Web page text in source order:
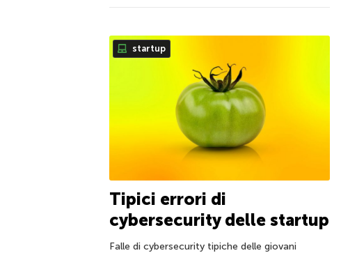
startup
Tipici errori di
cybersecurity delle startup
Falle di cybersecurity tipiche delle giovani